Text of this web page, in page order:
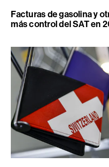
Facturas de gasolina y
más control del SAT en